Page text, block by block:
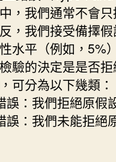
，我們通常不會
，我們接受備擇
水平（例如，5%
驗的決定是是否
可分為以下幾類：
誤：我們拒絕原假
誤：我們未能拒絕